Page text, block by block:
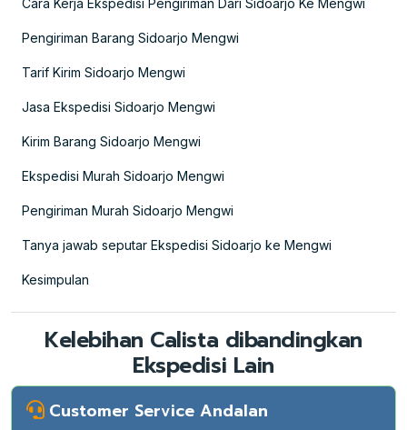
Cara Kerja Ekspedisi Pengiriman Dari Sidoarjo Ke Mengwi
Pengiriman Barang Sidoarjo Mengwi
Tarif Kirim Sidoarjo Mengwi
Jasa Ekspedisi Sidoarjo Mengwi
Kirim Barang Sidoarjo Mengwi
Ekspedisi Murah Sidoarjo Mengwi
Pengiriman Murah Sidoarjo Mengwi
Tanya jawab seputar Ekspedisi Sidoarjo ke Mengwi
Kesimpulan
Kelebihan Calista dibandingkan
Ekspedisi Lain
Customer Service Andalan